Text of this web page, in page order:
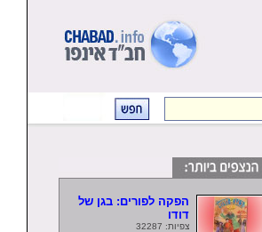
הפקה לפורים: בגן של
דודו
צפיות: 32287